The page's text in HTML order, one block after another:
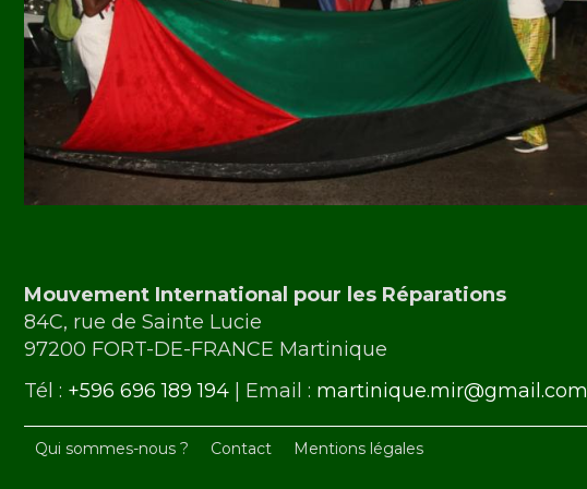
Mouvement International pour les Réparations
84C, rue de Sainte Lucie
97200 FORT-DE-FRANCE Martinique
Tél : +596 696 189 194 | Email : martinique.mir@gmail.com
Qui sommes-nous ? Contact Mentions légales